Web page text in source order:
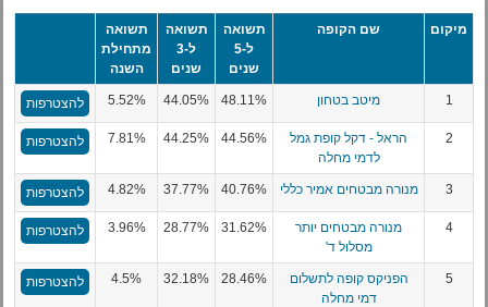
מיקום שם הקופה
תשואה
ל-5
שנים
תשואה
ל-3
שנים
תשואה
מתחילת
השנה
1 מיטב בטחון 48.11%
44.05%
5.52% להצטרפות
2
הראל - דקל קופת גמל
לדמי מחלה
44.56%
44.25%
7.81% להצטרפות
3 מנורה מבטחים אמיר כללי 40.76%
37.77%
4.82% להצטרפות
4
מנורה מבטחים יותר
מסלול ד'
31.62%
28.77%
3.96% להצטרפות
5
הפניקס קופה לתשלום
דמי מחלה
28.46%
32.18%
4.5% להצטרפות